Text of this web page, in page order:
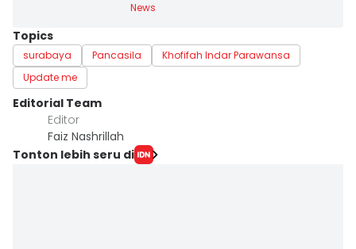
News
Topics
surabaya Pancasila
Khofifah Indar Parawansa
Update me
Editorial Team
Editor
Faiz Nashrillah
Tonton lebih seru di